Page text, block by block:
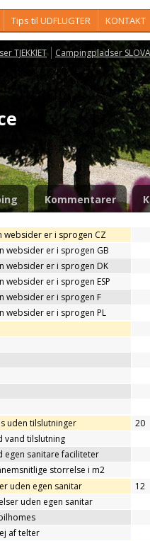
Tips til UDFLUGTER KONTAKT
TJEKKIET Campingpladser
Kommentarer
websider er i sprogen CZ
websider er i sprogen GB
websider er i sprogen DK
websider er i sprogen ESP
websider er i sprogen F
websider er i sprogen PL
uden tilslutninger 20
vand tilslutning
egen sanitare faciliteter
storrelse i m2
uden egen sanitar 12
uden egen sanitar
af telter